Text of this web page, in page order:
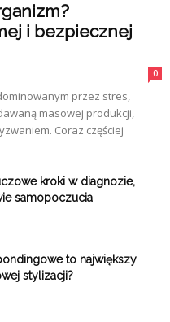
i bezpiecznej
0
przez stres,
masowej produkcji,
Coraz częściej
kroki w diagnozie,
samopoczucia
to największy
stylizacji?